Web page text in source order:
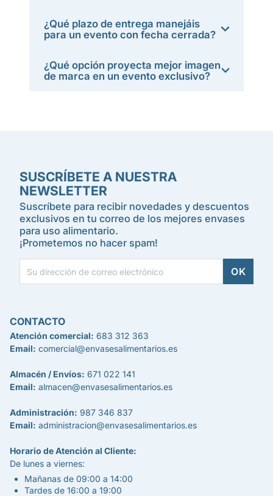
¿Qué plazo de entrega manejáis
para un evento con fecha cerrada?
¿Qué opción proyecta mejor imagen
de marca en un evento exclusivo?
SUSCRÍBETE A NUESTRA
NEWSLETTER
Suscríbete para recibir novedades y descuentos
exclusivos en tu correo de los mejores envases
para uso alimentario.
¡Prometemos no hacer spam!
CONTACTO
Atención comercial: 683 312 363
Email: comercial@envasesalimentarios.es
Almacén / Envíos: 671 022 141
Email: almacen@envasesalimentarios.es
Administración: 987 346 837
Email: administracion@envasesalimentarios.es
Horario de Atención al Cliente:
De lunes a viernes:
Mañanas de 09:00 a 14:00
Tardes de 16:00 a 19:00